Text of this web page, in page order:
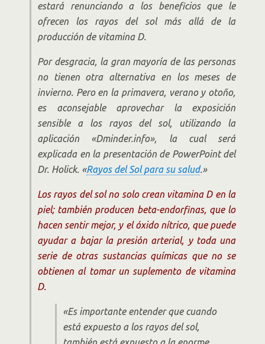
estará renunciando a los beneficios que le
ofrecen los rayos del sol más allá de la
producción de vitamina D.
Por desgracia, la gran mayoría de las personas
no tienen otra alternativa en los meses de
invierno. Pero en la primavera, verano y otoño,
es aconsejable aprovechar la exposición
sensible a los rayos del sol, utilizando la
aplicación «Dminder.info», la cual será
explicada en la presentación de PowerPoint del
Dr. Holick. «Rayos del Sol para su salud.»
Los rayos del sol no solo crean vitamina D en la
piel; también producen beta-endorfinas, que lo
hacen sentir mejor, y el óxido nítrico, que puede
ayudar a bajar la presión arterial, y toda una
serie de otras sustancias químicas que no se
obtienen al tomar un suplemento de vitamina
D.
«Es importante entender que cuando
está expuesto a los rayos del sol,